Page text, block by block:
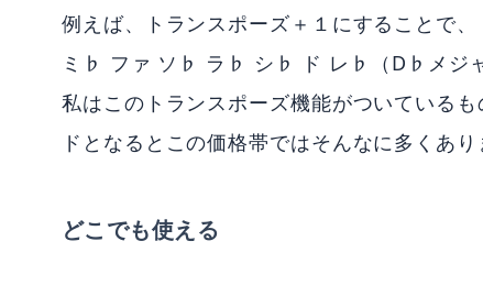
例えば、トランスポーズ＋１にすることで
ミ♭ ファ ソ♭ ラ♭ シ♭ ド レ♭（D♭メジャ
私はこのトランスポーズ機能がついている
ドとなるとこの価格帯ではそんなに多くあり
どこでも使える